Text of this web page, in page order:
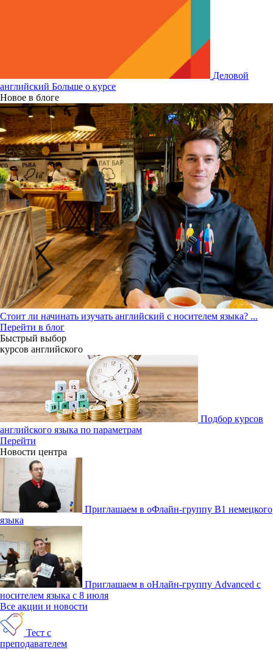
Деловой
английский Больше о курсе
Новое в блоге
Стоит ли начинать изучать английский с носителем языка? ...
Перейти в блог
Быстрый выбор
курсов английcкого
Подбор курсов
английского языка по параметрам
Перейти
Новости центра
Приглашаем в оФлайн-группу В1 немецкого
языка
Приглашаем в оНлайн-группу Advanced с
носителем языка с 8 июля
Все акции и новости
Тест с
преподавателем